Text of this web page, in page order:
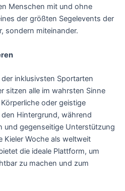
Menschen mit und ohne
der größten Segelevents der
sondern miteinander.
inklusivsten Sportarten
sitzen alle im wahrsten Sinne
oder geistige
Hintergrund, während
und gegenseitige Unterstützung
Kieler Woche als weltweit
die ideale Plattform, um
zu machen und zum